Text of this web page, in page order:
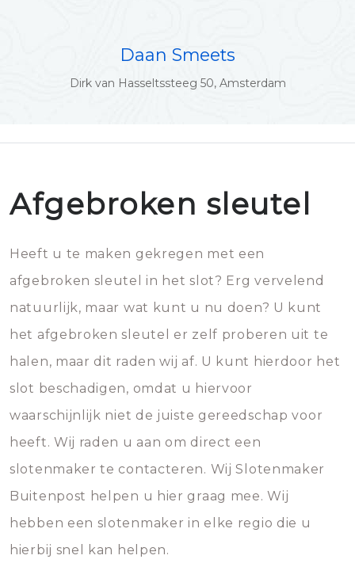
Daan Smeets
Dirk van Hasseltssteeg 50, Amsterdam
Afgebroken sleutel
Heeft u te maken gekregen met een
afgebroken sleutel in het slot? Erg vervelend
natuurlijk, maar wat kunt u nu doen? U kunt
het afgebroken sleutel er zelf proberen uit te
halen, maar dit raden wij af. U kunt hierdoor het
slot beschadigen, omdat u hiervoor
waarschijnlijk niet de juiste gereedschap voor
heeft. Wij raden u aan om direct een
slotenmaker te contacteren. Wij Slotenmaker
Buitenpost helpen u hier graag mee. Wij
hebben een slotenmaker in elke regio die u
hierbij snel kan helpen.